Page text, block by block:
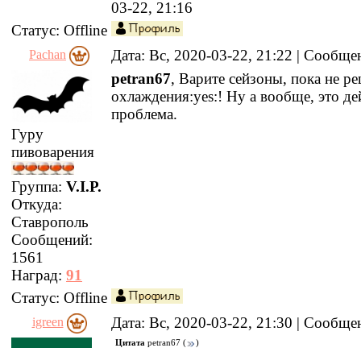
03-22, 21:16
Статус: Offline
Pachan Дата: Вс, 2020-03-22, 21:22 |
Гуру
пивоварения
Группа: V.I.P.
Откуда:
Ставрополь
Сообщений:
1561
Наград: 91
petran67, Варите сейзоны, пока не
охлаждения:yes:! Ну а вообще, это
проблема.
Статус: Offline
igreen Дата: Вс, 2020-03-22, 21:30 |
Цитата petran67 ( )